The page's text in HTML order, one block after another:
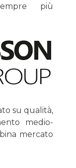
più
su qualità,
medio-
mercato